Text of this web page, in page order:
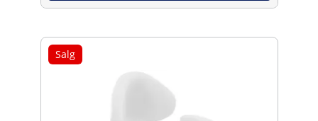
Salg